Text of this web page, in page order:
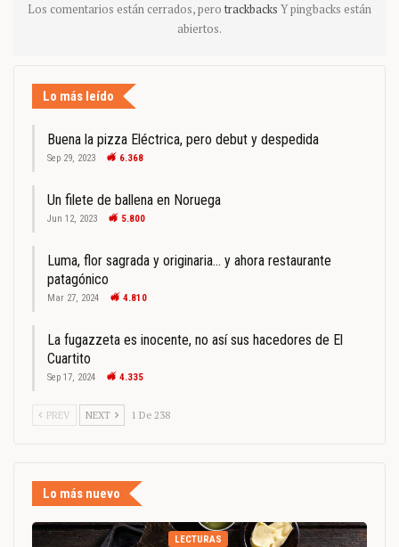
Los comentarios están cerrados, pero trackbacks Y pingbacks están
abiertos.
Lo más leído
Buena la pizza Eléctrica, pero debut y despedida
Sep 29, 2023 6.368
Un filete de ballena en Noruega
Jun 12, 2023 5.800
Luma, flor sagrada y originaria… y ahora restaurante
patagónico
Mar 27, 2024 4.810
La fugazzeta es inocente, no así sus hacedores de El
Cuartito
Sep 17, 2024 4.335
PREV NEXT 1 De 238
Lo más nuevo
LECTURAS